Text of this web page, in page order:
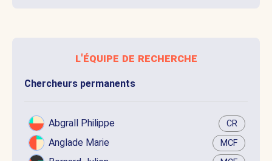
l'équipe de recherche
Chercheurs permanents
Abgrall Philippe CR
Anglade Marie MCF